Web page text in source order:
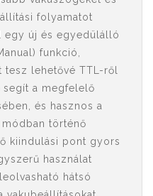
folyamatot
egy új és egyedülálló
funkció,
tesz lehetővé TTL-ről
segít a megfelelő
és hasznos a
történő
kiindulási pont gyors
használat
hátsó